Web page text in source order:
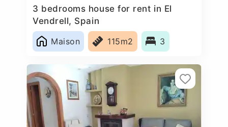
3 bedrooms house for rent in El
Vendrell, Spain
Maison
115m2 3